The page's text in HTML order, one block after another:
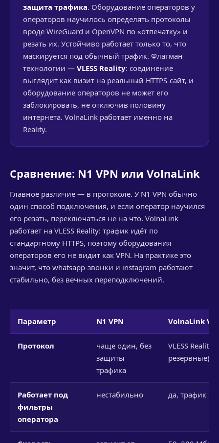
защита трафика. Оборудование операторов у
операторов научилось определять протоколы
вроде WireGuard и OpenVPN по «отпечатку» и
резать их. Устойчиво работает только то, что
маскируется под обычный трафик. Флагман
технологии — VLESS Reality: соединение
выглядит как визит на реальный HTTPS-сайт, и
оборудование операторов не может его
заблокировать, не отключив половину
интернета. VolnaLink работает именно на
Reality.
Сравнение: N1 VPN или VolnaLink
Главное различие — в протоколе. У N1 VPN обычно
один способ подключения, и если оператор научился
его резать, переключаться не на что. VolnaLink
работает на VLESS Reality: трафик идёт по
стандартному HTTPS, поэтому оборудования
операторов его не видит как VPN. На практике это
значит, что whatsapp-звонки и instagram работают
стабильно, без вечных переподключений.
Параметр N1 VPN VolnaLink
Протокол
чаще один, без
защиты
трафика
VLESS Reality
резервные)
Работает под
фильтры
оператора
нестабильно да, трафик